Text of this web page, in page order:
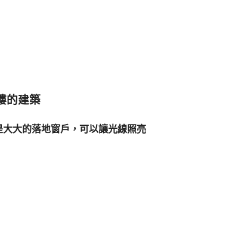
的建築
大大的落地窗戶，可以讓光線照亮